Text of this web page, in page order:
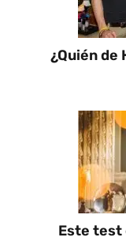
¿Quién
Este test